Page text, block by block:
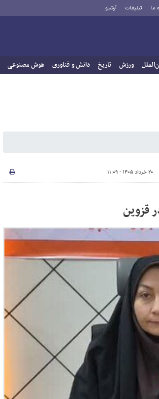
ما تبلیغات آرشیو
ورزش تاریخ دانش و فناوری هوش مصنوعی
۲۰ خرداد ۱۴۰۵ - ۱۱:۰۹
قزوین